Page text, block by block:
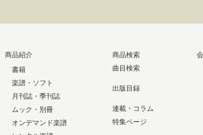
商品紹介
書籍
楽譜・ソフト
月刊誌・季刊誌
ムック・別冊
オンデマンド楽譜
商品検索
曲目検索
出版目録
連載・コラム
特集ページ